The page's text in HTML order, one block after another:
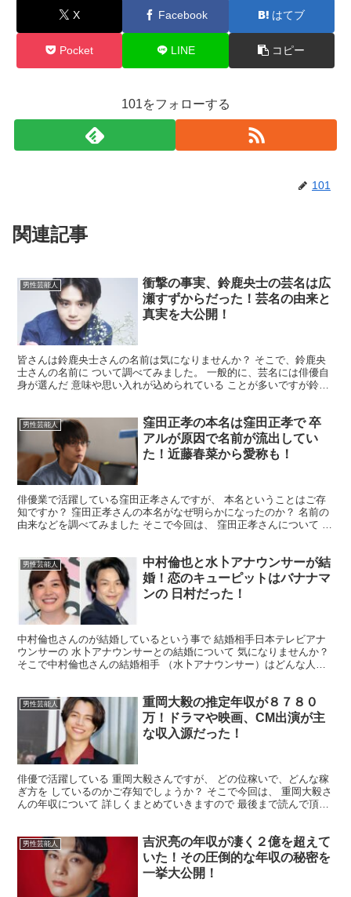
X Facebook はてブ
Pocket LINE コピー
101をフォローする
101
関連記事
男性芸能人
衝撃の事実、鈴鹿央士の芸名は広
瀬すずからだった！芸名の由来と
真実を大公開！
皆さんは鈴鹿央士さんの名前は気になりませんか？ そこで、鈴鹿央
士さんの名前に ついて調べてみました。 一般的に、芸名には俳優自
身が選んだ 意味や思い入れが込められている ことが多いですが鈴鹿
男性芸能人
窪田正孝の本名は窪田正孝で 卒
アルが原因で名前が流出してい
た！近藤春菜から愛称も！
俳優業で活躍している窪田正孝さんですが、 本名ということはご存
知ですか？ 窪田正孝さんの本名がなぜ明らかになったのか？ 名前の
由来などを調べてみました そこで今回は、 窪田正孝さんについて 詳
男性芸能人
中村倫也と水卜アナウンサーが結
婚！恋のキューピットはバナナマ
ンの 日村だった！
中村倫也さんのが結婚しているという事で 結婚相手日本テレビアナ
ウンサーの 水卜アナウンサーとの結婚について 気になりませんか？
そこで中村倫也さんの結婚相手 （水卜アナウンサー）はどんな人な
男性芸能人
重岡大毅の推定年収が８７８０
万！ドラマや映画、CM出演が主
な収入源だった！
俳優で活躍している 重岡大毅さんですが、 どの位稼いで、どんな稼
ぎ方を しているのかご存知でしょうか？ そこで今回は、 重岡大毅さ
んの年収について 詳しくまとめていきますので 最後まで読んで頂け
男性芸能人
吉沢亮の年収が凄く２億を超えて
いた！その圧倒的な年収の秘密を
一挙大公開！